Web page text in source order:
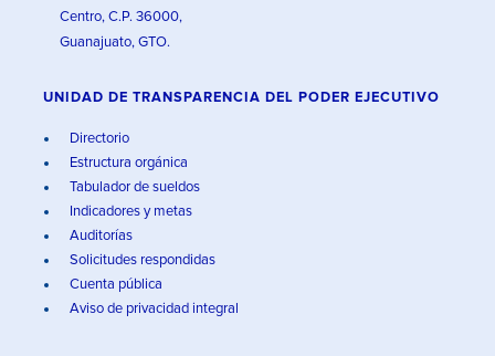
Centro, C.P. 36000,
Guanajuato, GTO.
UNIDAD DE TRANSPARENCIA DEL PODER EJECUTIVO
Directorio
Estructura orgánica
Tabulador de sueldos
Indicadores y metas
Auditorías
Solicitudes respondidas
Cuenta pública
Aviso de privacidad integral